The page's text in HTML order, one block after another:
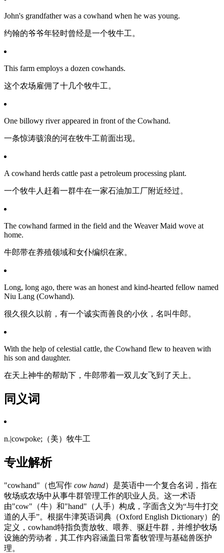
John's grandfather was a cowhand when he was young.
约翰的爷爷年轻时曾经是一个牧牛工。
This farm employs a dozen cowhands.
这个农场雇佣了十几个牧牛工。
One billowy river appeared in front of the Cowhand.
一条惊涛骇浪的河在牧牛工前面出现。
A cowhand herds cattle past a petroleum processing plant.
一个牧牛人赶着一群牛在一家石油加工厂附近经过。
The cowhand farmed in the field and the Weaver Maid wove at
home.
牛郎带在养殖领域和女仆编织在家。
Long, long ago, there was an honest and kind-hearted fellow named
Niu Lang (Cowhand).
很久很久以前，有一个诚实而善良的小伙，名叫牛郎。
With the help of celestial cattle, the Cowhand flew to heaven with
his son and daughter.
在天上神牛的帮助下，牛郎带着一双儿女飞到了天上。
同义词
n.|cowpoke;（美）牧牛工
专业解析
"cowhand"（也写作 cow hand）是英语中一个复合名词，指在
牧场或农场中从事牛群管理工作的职业人员。这一术语
由"cow"（牛）和"hand"（人手）构成，字面含义为“与牛打交
道的人手”。根据牛津英语词典（Oxford English Dictionary）的
定义，cowhand特指负责放牧、喂养、驱赶牛群，并维护牧场
设施的劳动者，其工作内容涵盖日常畜牧管理与基础兽医护
理。